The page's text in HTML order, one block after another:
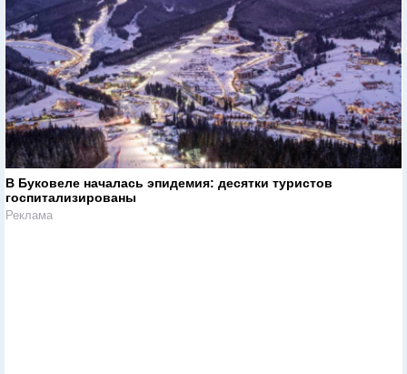
В Буковеле началась эпидемия: десятки туристов
госпитализированы
Реклама